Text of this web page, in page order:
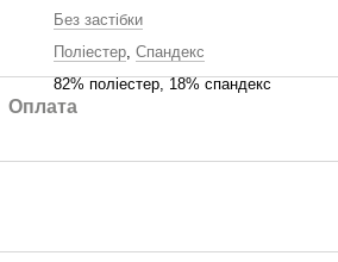
Без застібки
Поліестер, Спандекс
82% поліестер, 18% спандекс
Оплата